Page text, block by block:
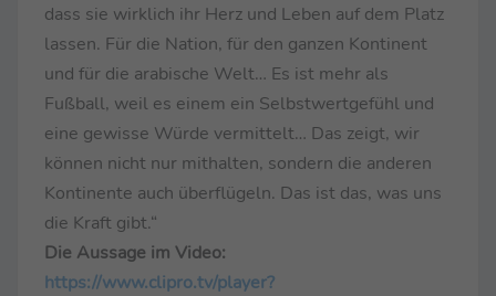
dass sie wirklich ihr Herz und Leben auf dem Platz
lassen. Für die Nation, für den ganzen Kontinent
und für die arabische Welt… Es ist mehr als
Fußball, weil es einem ein Selbstwertgefühl und
eine gewisse Würde vermittelt… Das zeigt, wir
können nicht nur mithalten, sondern die anderen
Kontinente auch überflügeln. Das ist das, was uns
die Kraft gibt.“
Die Aussage im Video:
https://www.clipro.tv/player?